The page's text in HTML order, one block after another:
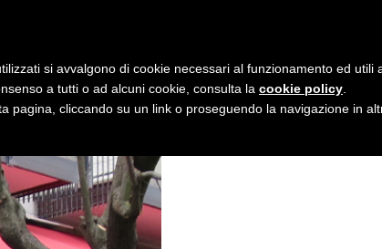
si avvalgono di cookie necessari al funzionamento ed utili
a tutti o ad alcuni cookie, consulta la cookie policy
pagina, cliccando su un link o proseguendo la navigazione in